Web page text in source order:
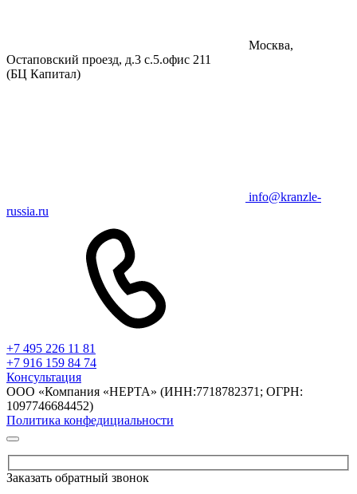
Москва,
Остаповский проезд, д.3 с.5.офис 211
(БЦ Капитал)
info@kranzle-
russia.ru
+7 495 226 11 81
+7 916 159 84 74
Консультация
ООО «Компания «НЕРТА» (ИНН:7718782371; ОГРН:
1097746684452)
Политика конфедициальности
Заказать обратный звонок